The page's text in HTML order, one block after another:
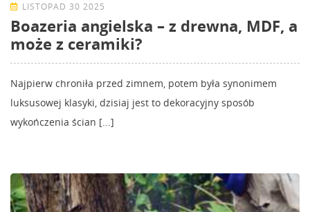
LISTOPAD 30 2025
Boazeria angielska – z drewna, MDF, a
może z ceramiki?
Najpierw chroniła przed zimnem, potem była synonimem
luksusowej klasyki, dzisiaj jest to dekoracyjny sposób
wykończenia ścian [...]